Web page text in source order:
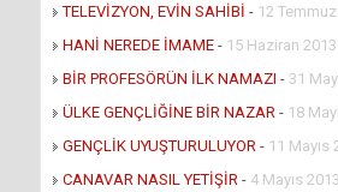
TELEVİZYON, EVİN SAHİBİ - 12
HANİ NEREDE İMAME - 15 Haziran
BİR PROFESÖRÜN İLK NAMAZI - 31
ÜLKE GENÇLİĞİNE BİR NAZAR - 18
GENÇLİK UYUŞTURULUYOR - 11 Mayıs
CANAVAR NASIL YETİŞİR - 4 Mayıs